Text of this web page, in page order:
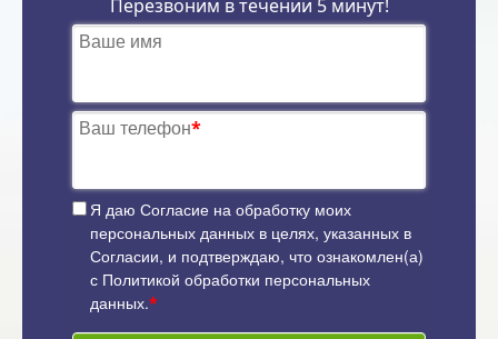
Перезвоним в течении 5 минут!
Ваше имя
Ваш телефон*
Я даю Согласие на обработку моих
персональных данных в целях, указанных в
Согласии, и подтверждаю, что ознакомлен(а)
с Политикой обработки персональных
данных.*